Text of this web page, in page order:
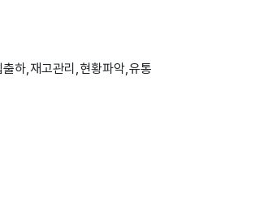
하,재고관리,현황파악,유통